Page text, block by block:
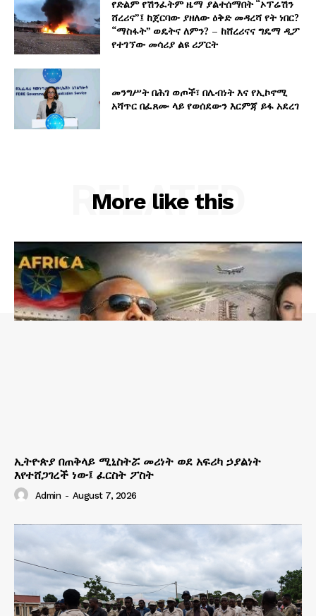
የድልም የሽንፈትም ዜማ ያልተሰማበት “ኦፕሬሽን
ሸረሪና”፤ ከጀርባው ያዘለው ዕቅድ መዳረሻ የት ነበር?
“ማስፋት” ወዴትና ለምን? – ከሸረሪናና ግዴማ ዲፖ
የተገኘው መሳሪያ ልዩ ሪፖርት
መንግሥት በሕገ ወጦች፣ በሌብነት እና የኢኮኖሚ
አሻጥር በፈጸሙ ላይ የወሰደውን እርምጃ ይፋ አደረገ
More like this
RELATED
ኢትዮጵያ በጠቅላይ ሚኒስትሯ መሪነት ወደ አፍሪካ ኃያልነት
እየተሸጋገረች ነው፤ ፈርስት ፖስት
Admin - August 7, 2026